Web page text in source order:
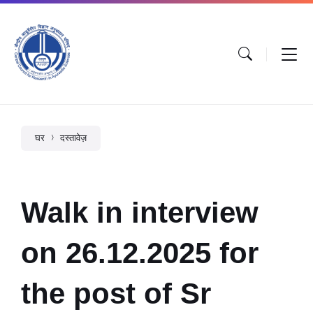
घर दस्तावेज़
Walk in interview
on 26.12.2025 for
the post of Sr